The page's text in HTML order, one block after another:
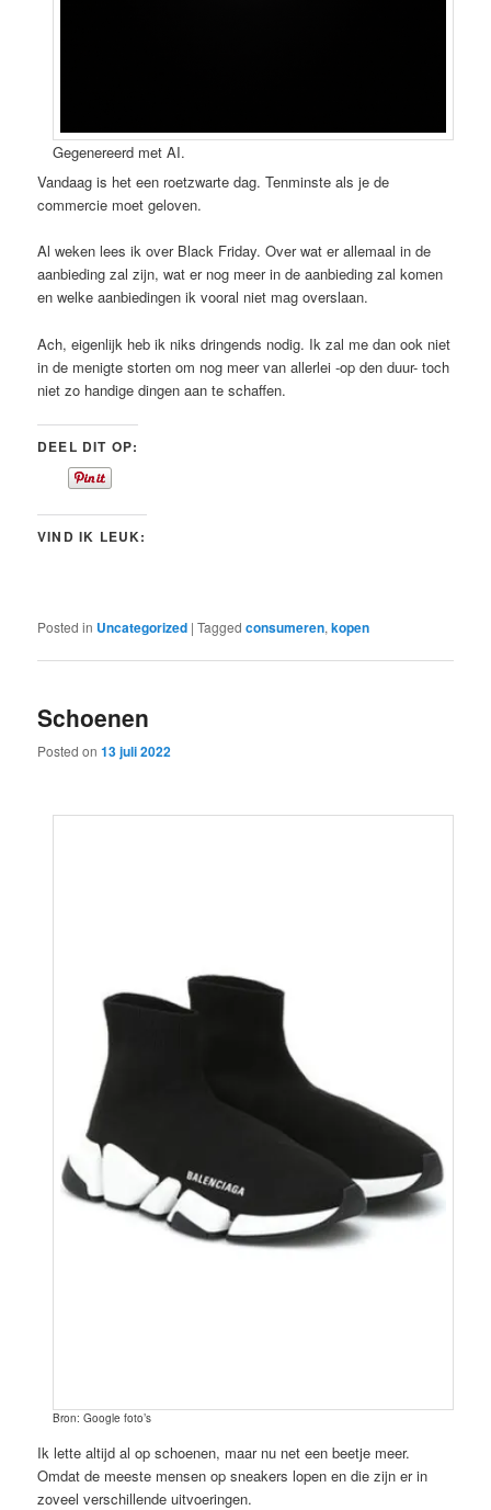
Gegenereerd met AI.
Vandaag is het een roetzwarte dag. Tenminste als je de
commercie moet geloven.
Al weken lees ik over Black Friday. Over wat er allemaal in de
aanbieding zal zijn, wat er nog meer in de aanbieding zal komen
en welke aanbiedingen ik vooral niet mag overslaan.
Ach, eigenlijk heb ik niks dringends nodig. Ik zal me dan ook niet
in de menigte storten om nog meer van allerlei -op den duur- toch
niet zo handige dingen aan te schaffen.
DEEL DIT OP:
VIND IK LEUK:
Posted in Uncategorized |Tagged consumeren,kopen
Schoenen
Posted on13 juli 2022
Bron: Google foto’s
Ik lette altijd al op schoenen, maar nu net een beetje meer.
Omdat de meeste mensen op sneakers lopen en die zijn er in
zoveel verschillende uitvoeringen.